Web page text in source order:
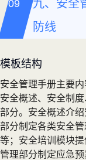
九、安全
防线
模板结构
安全管理手册主要
安全概述、安全制
部分。安全概述介
部分制定各类安全
等；安全培训模块
管理部分制定应急